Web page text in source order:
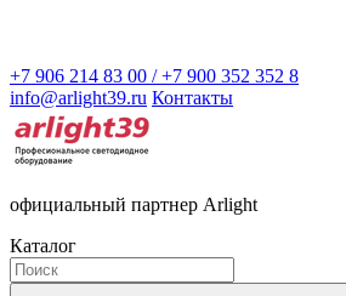
+7 906 214 83 00 / +7 900 352 352 8
info@arlight39.ru Контакты
официальный партнер Arlight
Каталог